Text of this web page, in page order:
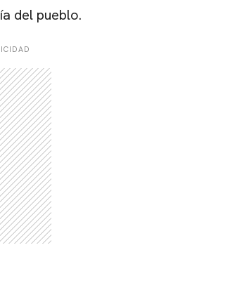
del pueblo.
CARREGANDO PUBLICIDADE